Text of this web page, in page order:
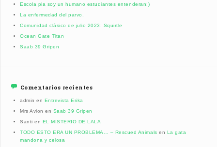
Escola pia soy un humano estudiantes entenderan:)
La enfermedad del parvo.
Comunidad clásico de julio 2023: Squirtle
Ocean Gate Titan
Saab 39 Gripen
Comentarios recientes
admin en Entrevista Erika
Mrs Avion en Saab 39 Gripen
Santi en EL MISTERIO DE LALA
TODO ESTO ERA UN PROBLEMA… – Rescued Animals en La gata
mandona y celosa